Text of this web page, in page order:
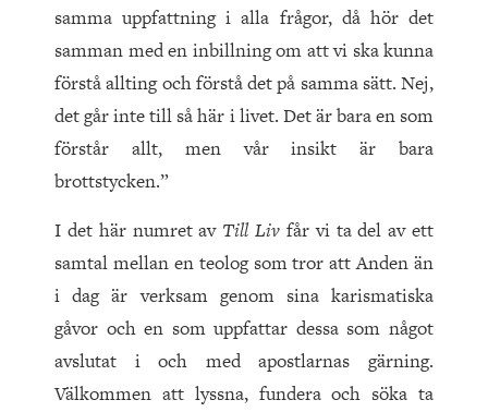
samma uppfattning i alla frågor, då hör det
samman med en inbillning om att vi ska kunna
förstå allting och förstå det på samma sätt. Nej,
det går inte till så här i livet. Det är bara en som
förstår allt, men vår insikt är bara
brottstycken.”
I det här numret av Till Liv får vi ta del av ett
samtal mellan en teolog som tror att Anden än
i dag är verksam genom sina karismatiska
gåvor och en som uppfattar dessa som något
avslutat i och med apostlarnas gärning.
Välkommen att lyssna, fundera och söka ta